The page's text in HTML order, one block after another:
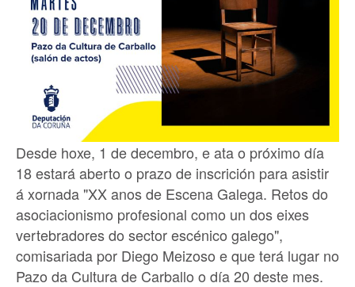
Desde hoxe, 1 de decembro, e ata o próximo día
18 estará aberto o prazo de inscrición para asistir
á xornada "XX anos de Escena Galega. Retos do
asociacionismo profesional como un dos eixes
vertebradores do sector escénico galego",
comisariada por Diego Meizoso e que terá lugar no
Pazo da Cultura de Carballo o día 20 deste mes.